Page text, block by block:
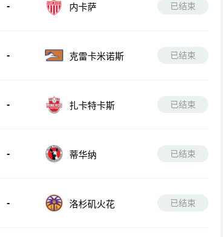
- 内卡萨 已结束
- 克雷卡米诺斯 已结束
- 扎卡特卡斯 已结束
- 蒂华纳 已结束
- 洛杉矶火花 已结束